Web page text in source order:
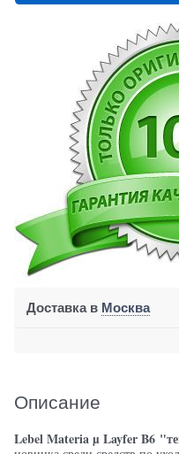
Доставка в Москва
Описание
Lebel Materia µ Layfer B6